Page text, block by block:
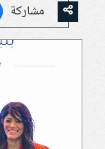
مشاركة